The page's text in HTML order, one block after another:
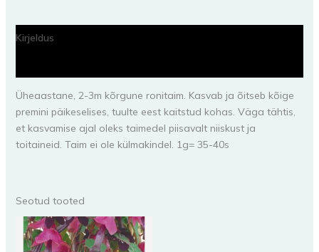
Kirjeldus
Üheaastane, 2-3m kõrgune ronitaim. Kasvab ja õitseb kõige
premini päikeselises, tuulte eest kaitstud kohas. Väga tähtis,
et kasvamise ajal oleks taimedel piisavalt niiskust ja
toitaineid. Taim ei ole külmakindel. 1g= 35-40s
Seotud tooted